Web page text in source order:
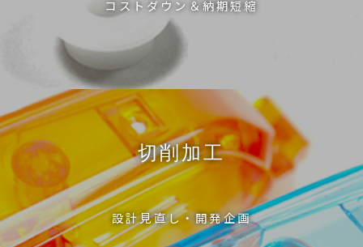
コストダウン＆納期短縮
切削加工
設計見直し・開発企画